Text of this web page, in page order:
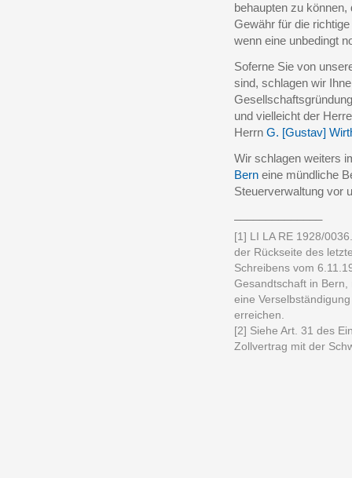
behaupten zu
Gewähr für die
wenn eine unbedingt
Soferne Sie von
sind, schlagen wir
und vielleicht der
Herrn G. [Gustav]
Wir schlagen weiters
Bern eine mündliche
Steuerverwaltung vor
[1] LI LA RE 1928/
der Rückseite des
Schreibens vom
Gesandtschaft in
eine
erreichen.
[2] Siehe Art. 31 des
Zollvertrag mit der